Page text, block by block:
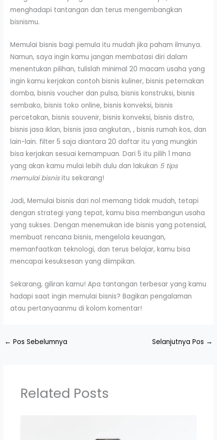
menghadapi tantangan dan terus mengembangkan
bisnismu.
Memulai bisnis bagi pemula itu mudah jika paham ilmunya.
Namun, saya ingin kamu jangan membatasi diri dalam
menentukan pilihan, tulislah minimal 20 macam usaha yang
ingin kamu kerjakan contoh bisnis kuliner, bisnis peternakan
domba, bisnis voucher dan pulsa, bisnis konstruksi, bisnis
sembako, bisnis toko online, bisnis konveksi, bisnis
percetakan, bisnis souvenir, bisnis konveksi, bisnis distro,
bisnis jasa iklan, bisnis jasa angkutan, , bisnis rumah kos, dan
lain-lain. filter 5 saja diantara 20 daftar itu yang mungkin
bisa kerjakan sesuai kemampuan. Dari 5 itu pilih 1 mana
yang akan kamu mulai lebih dulu dan lakukan 5 tips
memulai bisnisitu sekarang!
Jadi, Memulai bisnis dari nol memang tidak mudah, tetapi
dengan strategi yang tepat, kamu bisa membangun usaha
yang sukses. Dengan menemukan ide bisnis yang potensial,
membuat rencana bisnis, mengelola keuangan,
memanfaatkan teknologi, dan terus belajar, kamu bisa
mencapai kesuksesan yang diimpikan.
Sekarang, giliran kamu! Apa tantangan terbesar yang kamu
hadapi saat ingin memulai bisnis? Bagikan pengalaman
atau pertanyaanmu di kolom komentar!
← Pos Sebelumnya Selanjutnya Pos →
Related Posts